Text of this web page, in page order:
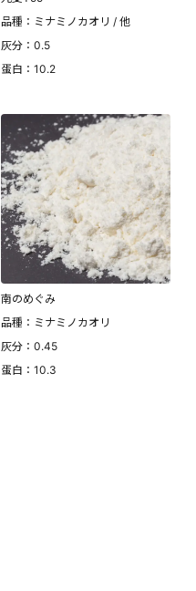
品種：ミナミノカオリ / 他
灰分：0.5
蛋白：10.2
南のめぐみ
品種：ミナミノカオリ
灰分：0.45
蛋白：10.3